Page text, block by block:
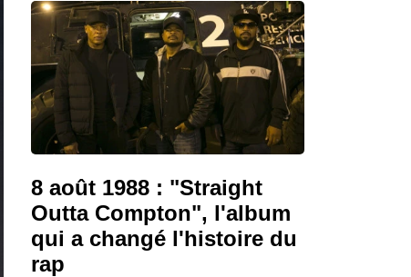
8 août 1988 : "Straight
Outta Compton", l'album
qui a changé l'histoire du
rap